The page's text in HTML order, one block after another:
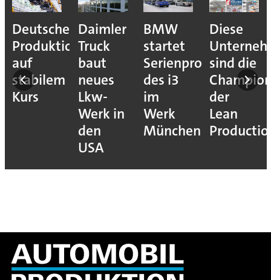
Deutsche
Produktion
auf
stabilem
Kurs
Daimler
Truck
baut
neues
Lkw-
Werk in
den
USA
BMW
startet
Serienproduktion
des i3
im
Werk
München
Diese
sind die
der
Lean